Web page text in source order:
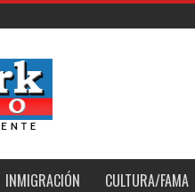
INMIGRACIÓN CULTURA/FAMA